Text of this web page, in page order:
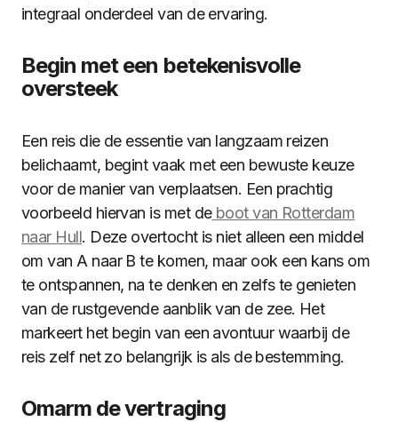
integraal onderdeel van de ervaring.
Begin met een betekenisvolle
oversteek
Een reis die de essentie van langzaam reizen
belichaamt, begint vaak met een bewuste keuze
voor de manier van verplaatsen. Een prachtig
voorbeeld hiervan is met deboot van Rotterdam
naar Hull. Deze overtocht is niet alleen een middel
om van A naar B te komen, maar ook een kans om
te ontspannen, na te denken en zelfs te genieten
van de rustgevende aanblik van de zee. Het
markeert het begin van een avontuur waarbij de
reis zelf net zo belangrijk is als de bestemming.
Omarm de vertraging